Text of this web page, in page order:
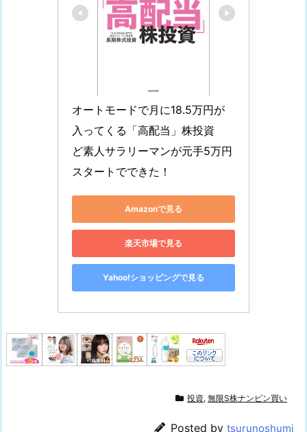
オートモードで月に18.5万円が
入ってくる「高配当」株投資
ど素人サラリーマンが元手5万円
スタートでできた！
Amazonで見る
楽天市場で見る
Yahoo!ショッピングで見る
投資, 無限S株ナンピン買い
Posted by tsurunoshumi